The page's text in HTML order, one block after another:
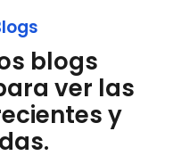
blogs
ver las
y